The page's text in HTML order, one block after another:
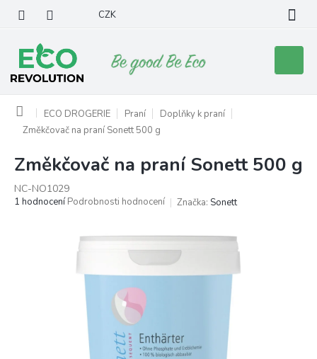
obsah
CZK
košík
Domů ECO DROGERIE Praní
Doplňky k praní
Změkčovač na praní Sonett 500 g
Změkčovač na praní Sonett 500 g
NC-NO1029
Průměrné
1 hodnocení Podrobnosti hodnocení Značka: Sonett